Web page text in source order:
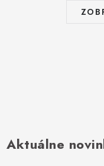
Aktuálne